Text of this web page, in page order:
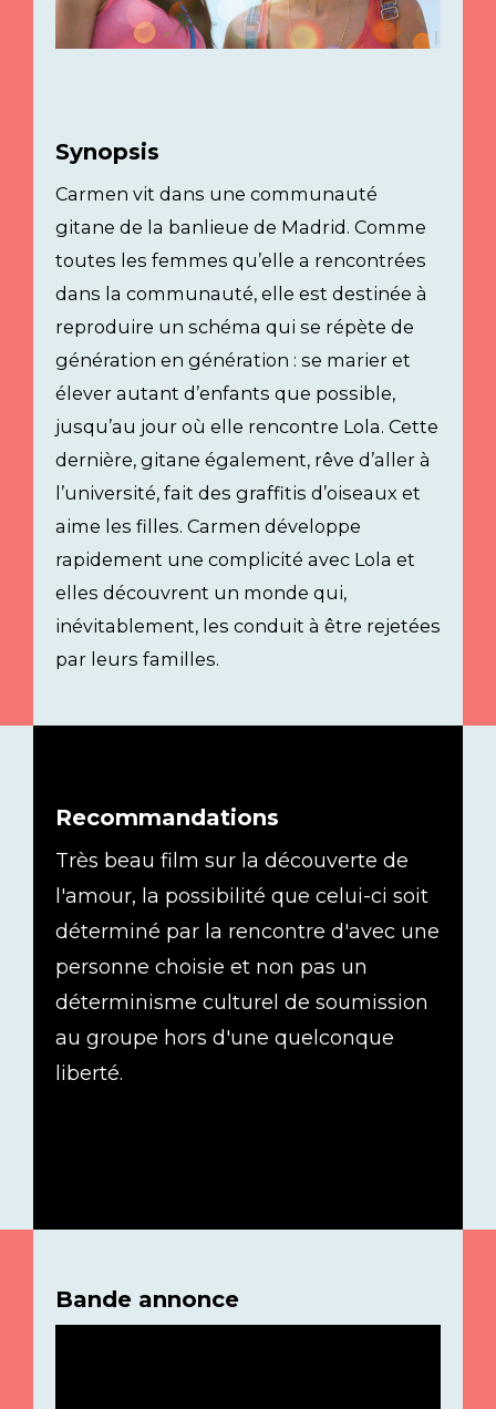
Synopsis
Carmen vit dans une communauté
gitane de la banlieue de Madrid. Comme
toutes les femmes qu’elle a rencontrées
dans la communauté, elle est destinée à
reproduire un schéma qui se répète de
génération en génération : se marier et
élever autant d’enfants que possible,
jusqu’au jour où elle rencontre Lola. Cette
dernière, gitane également, rêve d’aller à
l’université, fait des graffitis d’oiseaux et
aime les filles. Carmen développe
rapidement une complicité avec Lola et
elles découvrent un monde qui,
inévitablement, les conduit à être rejetées
par leurs familles.
Recommandations
Très beau film sur la découverte de
l'amour, la possibilité que celui-ci soit
déterminé par la rencontre d'avec une
personne choisie et non pas un
déterminisme culturel de soumission
au groupe hors d'une quelconque
liberté.
Bande annonce